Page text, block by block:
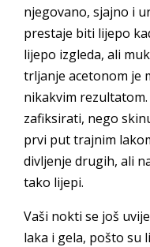
njegovano, sjajno i
prestaje biti lijepo
lijepo izgleda, ali
trljanje acetonom je
nikakvim
zafiksirati, nego
prvi put trajnim
divljenje drugih, ali
tako lijepi.
Vaši nokti se još
laka i gela, pošto su